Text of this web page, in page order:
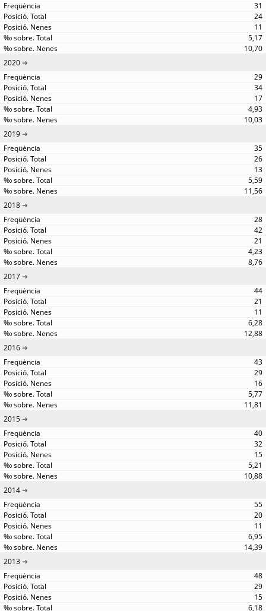
31
24
11
5,17
10,70
2020
29
34
17
4,93
10,03
2019
35
26
13
5,59
11,56
2018
28
42
21
4,23
8,76
2017
44
21
11
6,28
12,88
2016
43
29
16
5,77
11,81
2015
40
32
15
5,21
10,88
2014
55
20
11
6,95
14,39
2013
48
29
15
6,18